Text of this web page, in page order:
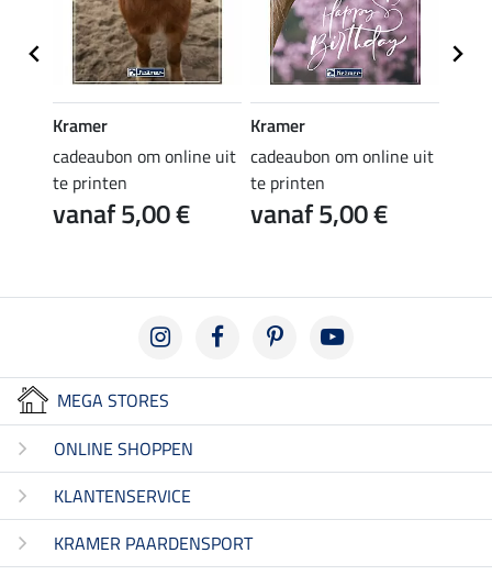
Kramer
cadeaubon om online uit
te printen
vanaf 5,00 €
Kramer
cadeaubon om online uit
te printen
vanaf 5,00 €
MEGA STORES
ONLINE SHOPPEN
KLANTENSERVICE
KRAMER PAARDENSPORT